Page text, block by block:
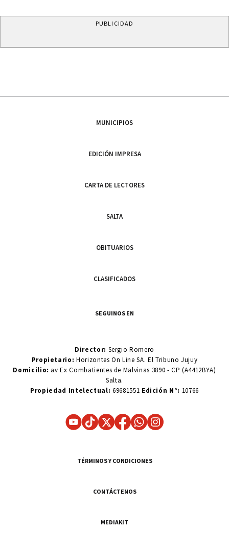
PUBLICIDAD
MUNICIPIOS
EDICIÓN IMPRESA
CARTA DE LECTORES
SALTA
OBITUARIOS
CLASIFICADOS
SEGUINOS EN
Director: Sergio Romero
Propietario:Horizontes On Line SA. El Tribuno Jujuy
Domicilio: av Ex Combatientes de Malvinas 3890 - CP (A4412BYA)
Salta.
Propiedad Intelectual: 69681551 Edición N°: 10766
TÉRMINOS Y CONDICIONES
CONTÁCTENOS
MEDIAKIT